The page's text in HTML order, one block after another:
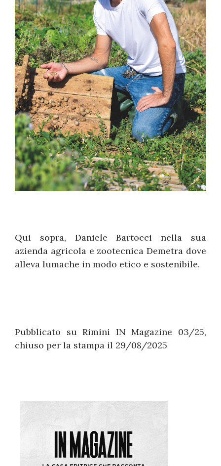
Qui sopra, Daniele Bartocci nella sua
azienda agricola e zootecnica Demetra dove
alleva lumache in modo etico e sostenibile.
Pubblicato su Rimini IN Magazine 03/25,
chiuso per la stampa il 29/08/2025